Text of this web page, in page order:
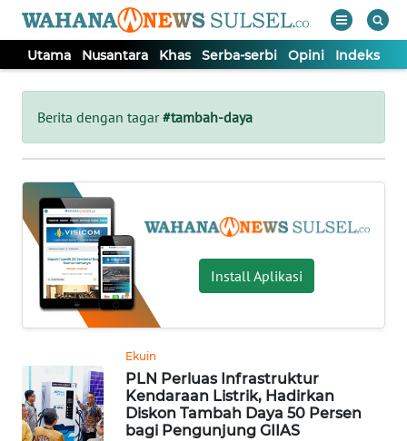
Utama Nusantara Khas Serba-serbi Opini Indeks
Berita dengan tagar#tambah-daya
Install Aplikasi
Ekuin
PLN Perluas Infrastruktur
Kendaraan Listrik, Hadirkan
Diskon Tambah Daya 50 Persen
bagi Pengunjung GIIAS
Tutup
UTAMA
NUSANTARA
KHAS
SERBA-
SERBI
OPINI
Informasi